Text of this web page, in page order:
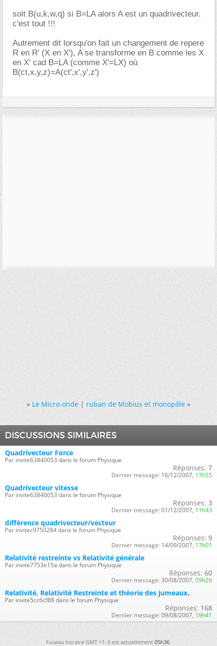
soit B(u,k,w,q) si B=LA alors A est un quadrivecteur.
c'est tout !!!
Autrement dit lorsqu'on fait un changement de repere
R en R' (X en X'), A se transforme en B comme les X
en X' cad B=LA (comme X'=LX) où
B(ct,x,y,z)=A(ct',x',y',z')
« Le Micro-onde|ruban de Mobius et monopôle »
DISCUSSIONS SIMILAIRES
Quadrivecteur Force
Par invite63840053 dans le forum Physique
Réponses: 7
Dernier message: 16/12/2007, 17h55
Quadrivecteur vitesse
Par invite63840053 dans le forum Physique
Réponses: 3
Dernier message: 01/12/2007, 11h43
différence quadrivecteur/vecteur
Par invitec9750284 dans le forum Physique
Réponses: 9
Dernier message: 14/09/2007, 17h01
Relativité restreinte vs Relativité générale
Par invite7753e15a dans le forum Physique
Réponses: 60
Dernier message: 30/08/2007, 09h26
Relativité, Relativité Restreinte et théorie des jumeaux.
Par invite5cc6cf88 dans le forum Physique
Réponses: 168
Dernier message: 09/08/2007, 19h41
Fuseau horaire GMT +1. Il est actuellement05h36.